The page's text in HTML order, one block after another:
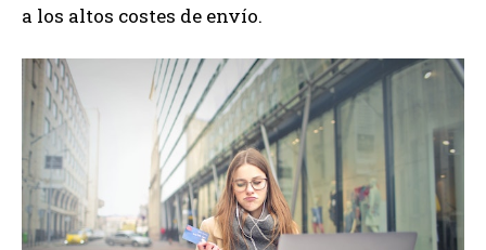
a los altos costes de envío.